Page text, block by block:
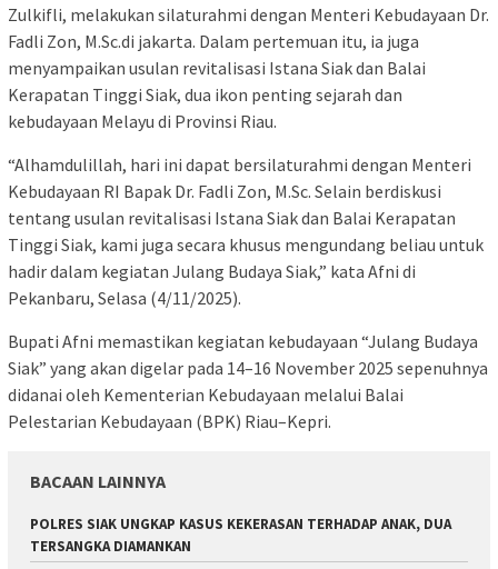
Zulkifli, melakukan silaturahmi dengan Menteri Kebudayaan Dr.
Fadli Zon, M.Sc.di jakarta. Dalam pertemuan itu, ia juga
menyampaikan usulan revitalisasi Istana Siak dan Balai
Kerapatan Tinggi Siak, dua ikon penting sejarah dan
kebudayaan Melayu di Provinsi Riau.
“Alhamdulillah, hari ini dapat bersilaturahmi dengan Menteri
Kebudayaan RI Bapak Dr. Fadli Zon, M.Sc. Selain berdiskusi
tentang usulan revitalisasi Istana Siak dan Balai Kerapatan
Tinggi Siak, kami juga secara khusus mengundang beliau untuk
hadir dalam kegiatan Julang Budaya Siak,” kata Afni di
Pekanbaru, Selasa (4/11/2025).
Bupati Afni memastikan kegiatan kebudayaan “Julang Budaya
Siak” yang akan digelar pada 14–16 November 2025 sepenuhnya
didanai oleh Kementerian Kebudayaan melalui Balai
Pelestarian Kebudayaan (BPK) Riau–Kepri.
BACAAN LAINNYA
POLRES SIAK UNGKAP KASUS KEKERASAN TERHADAP ANAK, DUA
TERSANGKA DIAMANKAN